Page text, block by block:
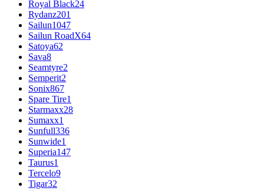
Royal Black24
Rydanz201
Sailun1047
Sailun RoadX64
Satoya62
Sava8
Seamtyre2
Semperit2
Sonix867
Spare Tire1
Starmaxx28
Sumaxx1
Sunfull336
Sunwide1
Superia147
Taurus1
Tercelo9
Tigar32